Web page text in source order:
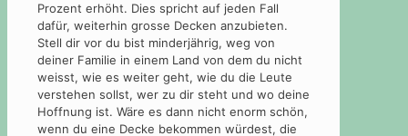
Prozent erhöht. Dies spricht auf jeden Fall
dafür, weiterhin grosse Decken anzubieten.
Stell dir vor du bist minderjährig, weg von
deiner Familie in einem Land von dem du nicht
weisst, wie es weiter geht, wie du die Leute
verstehen sollst, wer zu dir steht und wo deine
Hoffnung ist. Wäre es dann nicht enorm schön,
wenn du eine Decke bekommen würdest, die